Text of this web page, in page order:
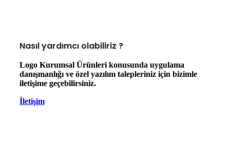
Nasıl yardımcı olabiliriz ?
Logo Kurumsal Ürünleri konusunda uygulama
danışmanlığı ve özel yazılım talepleriniz için bizimle
iletişime geçebilirsiniz.
İletişim